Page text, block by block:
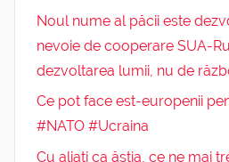
Noul nume al păcii este
nevoie de cooperare SUA-
dezvoltarea lumii, nu de
Ce pot face est-europenii
#NATO #Ucraina
Cu aliați ca ăștia, ce ne mai